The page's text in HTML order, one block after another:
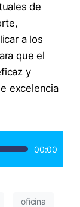
de
a los
que el
y
excelencia
00:00
oficina